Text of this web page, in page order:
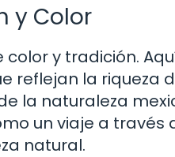
y Color
color y tradición.
reflejan la riqueza
la naturaleza
un viaje a través
natural.